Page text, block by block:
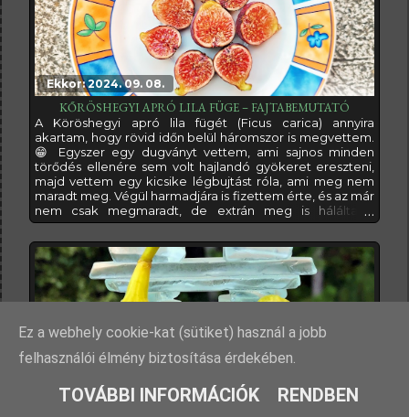
Ekkor: 2024. 09. 08.
KŐRÖSHEGYI APRÓ LILA FÜGE – FAJTABEMUTATÓ
A Köröshegyi apró lila fügét (Ficus carica) annyira
akartam, hogy rövid időn belül háromszor is megvettem.
😁 Egyszer egy dugványt vettem, ami sajnos minden
törődés ellenére sem volt hajlandó gyökeret ereszteni,
majd vettem egy kicsike légbujtást róla, ami meg nem
maradt meg. Végül harmadjára is fizettem érte, és az már
nem csak megmaradt, de extrán meg is hálálta a
kitartásomat.Most joggal kérdezhetnétek, hogy mi
ennyire nagy szám ebben a fügében, hogy ennyi pénzt,
időt és energiát öltem a beszerzésébe, megtartásába.
Ha csak önmagában a terméseit
LSU CHAMPAGNE FÜGE – FAJTABEMUTATÓ
Ez a webhely cookie-kat (sütiket) használ a jobb
felhasználói élmény biztosítása érdekében.
TOVÁBBI INFORMÁCIÓK RENDBEN